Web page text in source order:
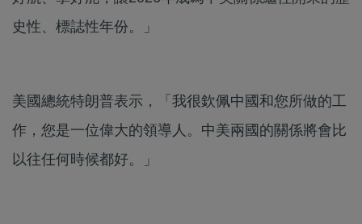
史性、標誌性年份。」
美國總統特朗普表示，「我很欽佩中國和您所做的工
作，您是一位偉大的領導人。中美兩國的關係將會比
以往任何時候都好。」